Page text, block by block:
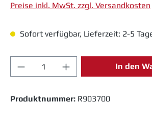
Preise inkl. MwSt. zzgl. Versandkosten
Sofort verfügbar, Lieferzeit: 2-5
Produkt Anzahl: Gib den
In den
Produktnummer: R903700